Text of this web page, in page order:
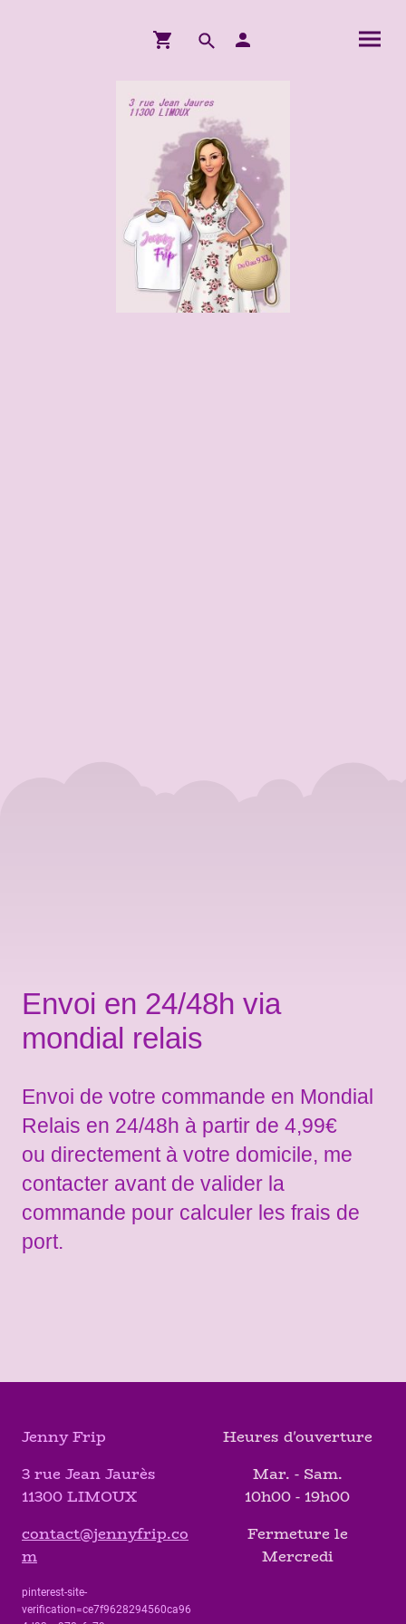
Envoi en 24/48h via
mondial relais
Envoi de votre commande en Mondial
Relais en 24/48h à partir de 4,99€
ou directement à votre domicile, me
contacter avant de valider la
commande pour calculer les frais de
port.
Jenny Frip
3 rue Jean Jaurès
11300 LIMOUX
contact@jennyfrip.co
m
pinterest-site-
verification=ce7f9628294560ca96
Heures d'ouverture
Mar. - Sam.
10h00 - 19h00
Fermeture le
Mercredi